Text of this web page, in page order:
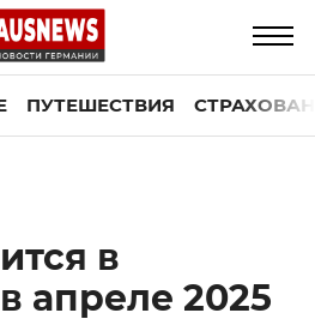
ПУТЕШЕСТВИЯ
в
апреле 2025